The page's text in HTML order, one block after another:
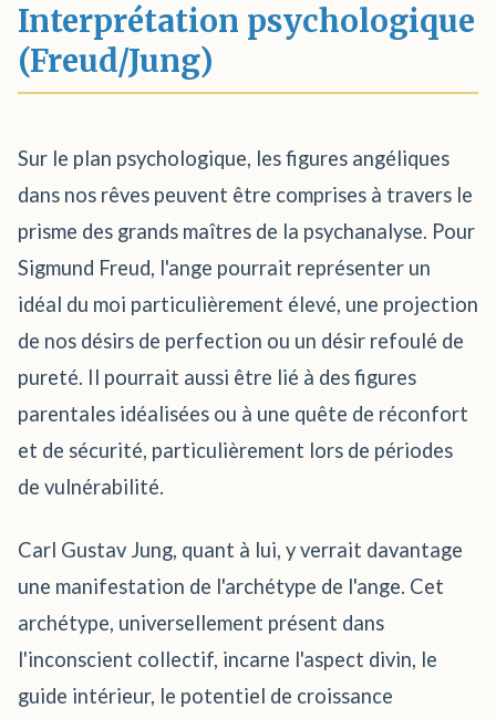
Interprétation psychologique
(Freud/Jung)
Sur le plan psychologique, les figures angéliques
dans nos rêves peuvent être comprises à travers le
prisme des grands maîtres de la psychanalyse. Pour
Sigmund Freud, l'ange pourrait représenter un
idéal du moi particulièrement élevé, une projection
de nos désirs de perfection ou un désir refoulé de
pureté. Il pourrait aussi être lié à des figures
parentales idéalisées ou à une quête de réconfort
et de sécurité, particulièrement lors de périodes
de vulnérabilité.
Carl Gustav Jung, quant à lui, y verrait davantage
une manifestation de l'archétype de l'ange. Cet
archétype, universellement présent dans
l'inconscient collectif, incarne l'aspect divin, le
guide intérieur, le potentiel de croissance